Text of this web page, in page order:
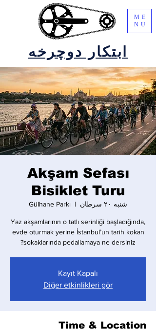
ابتکار دوچرخه
ME
NU
Akşam Sefası
Bisiklet Turu
شنبه ۲۰ سرطان
  |
Gülhane Parkı
Yaz akşamlarının o tatlı serinliği başladığında,
evde oturmak yerine İstanbul’un tarih kokan
sokaklarında pedallamaya ne dersiniz?
Kayıt Kapalı
Diğer etkinlikleri gör
Time & Location